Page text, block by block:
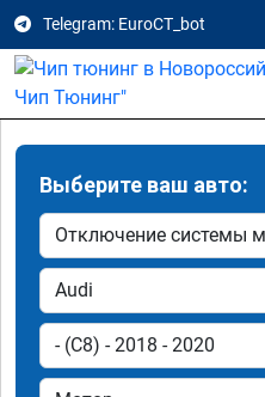
Telegram: EuroCT_bot
Выберите ваш авто: